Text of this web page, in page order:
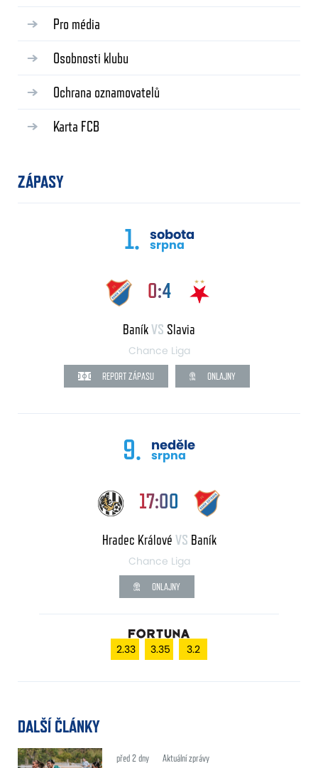
Pro média
Osobnosti klubu
Ochrana oznamovatelů
Karta FCB
ZÁPASY
1. sobota
srpna
0:4
BaníkVS Slavia
Chance Liga
REPORT ZÁPASU ONLAJNY
9. neděle
srpna
17:00
Hradec Králové VS Baník
Chance Liga
ONLAJNY
2.33 3.35 3.2
DALŠÍ ČLÁNKY
před 2 dny Aktuální zprávy